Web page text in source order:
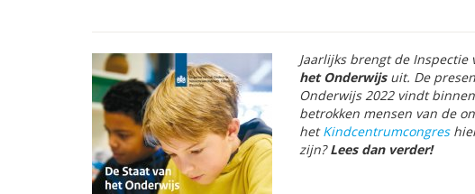
Jaarlijks brengt de Inspectie
het Onderwijs uit. De
Onderwijs 2022vindt
betrokken mensen van de
hetKindcentrumcongres
zijn?Lees dan verder!